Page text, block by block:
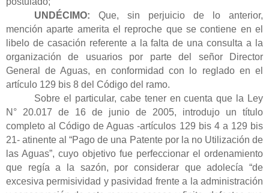
UNDÉCIMO:Que, sin perjuicio de lo anterior,
mención aparte amerita el reproche que se contiene en el
libelo de casación referente a la falta de una consulta a la
organización de usuarios por parte del señor Director
General de Aguas, en conformidad con lo reglado en el
artículo 129 bis 8 del Código del ramo.
Sobre el particular, cabe tener en cuenta que la Ley
N° 20.017 de 16 de junio de 2005, introdujo un título
completo al Código de Aguas -artículos 129 bis 4 a 129 bis
21- atinente al “Pago de una Patente por la no Utilización de
las Aguas”, cuyo objetivo fue perfeccionar el ordenamiento
que regía a la sazón, por considerar que adolecía “de
excesiva permisividad y pasividad frente a la administración